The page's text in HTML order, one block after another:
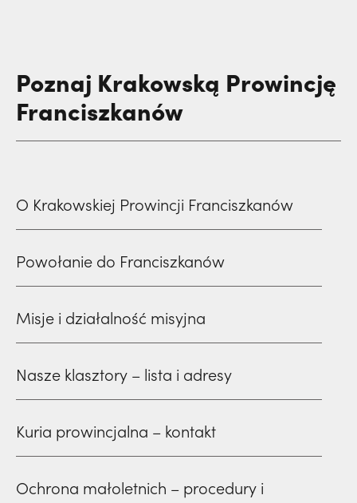
Poznaj Krakowską Prowincję
Franciszkanów
O Krakowskiej Prowincji Franciszkanów
Powołanie do Franciszkanów
Misje i działalność misyjna
Nasze klasztory – lista i adresy
Kuria prowincjalna – kontakt
Ochrona małoletnich – procedury i